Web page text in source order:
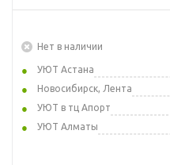
Нет в наличии
УЮТ Астана
Новосибирск, Лента
УЮТ в тц Апорт
УЮТ Алматы